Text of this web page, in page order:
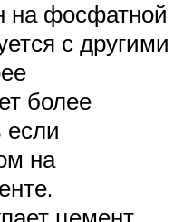
на фосфатной
с другими
более
на